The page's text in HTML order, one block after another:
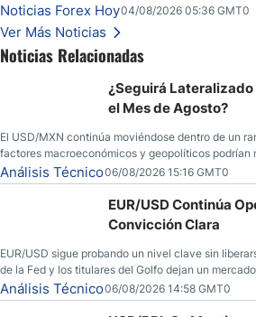
seguridad en Bitcoin y nuevas señales desde el
Noticias Forex Hoy04/08/2026 05:36 GMT0
Ver Más Noticias
Noticias Relacionadas
¿Seguirá Lateralizado
el Mes de Agosto?
El USD/MXN continúa moviéndose dentro de un
factores macroeconómicos y geopolíticos podrían
dominado al mercado en las últimas semanas.
Análisis Técnico06/08/2026 15:16 GMT0
EUR/USD Continúa
Convicción Clara
EUR/USD sigue probando un nivel clave sin
de la Fed y los titulares del Golfo dejan un
convicción real.
Análisis Técnico06/08/2026 14:58 GMT0